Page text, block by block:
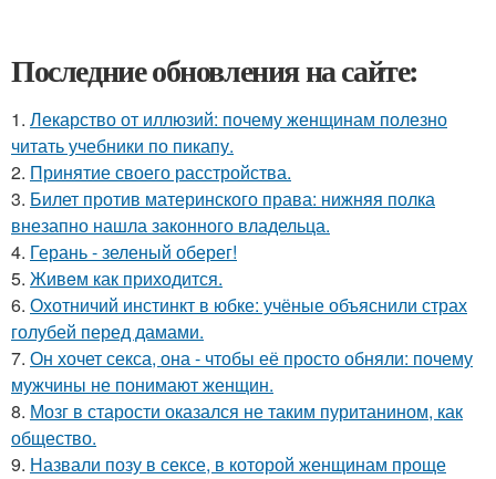
Последние обновления на сайте:
1. Лекарство от иллюзий: почему женщинам полезно
читать учебники по пикапу.
2. Принятие своего расстройства.
3. Билет против материнского права: нижняя полка
внезапно нашла законного владельца.
4. Герань - зеленый оберег!
5. Живeм как приходится.
6. Охотничий инстинкт в юбке: учёные объяснили страх
голубей перед дамами.
7. Он хочет секса, она - чтобы её просто обняли: почему
мужчины не понимают женщин.
8. Мозг в старости оказался не таким пуританином, как
общество.
9. Назвали позу в сексе, в которой женщинам проще